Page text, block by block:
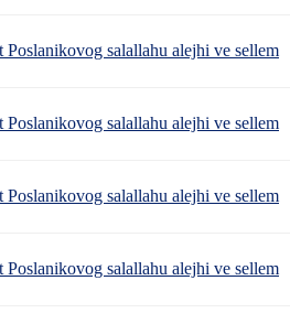
Poslanikovog salallahu alejhi ve sellem
Poslanikovog salallahu alejhi ve sellem
Poslanikovog salallahu alejhi ve sellem
Poslanikovog salallahu alejhi ve sellem